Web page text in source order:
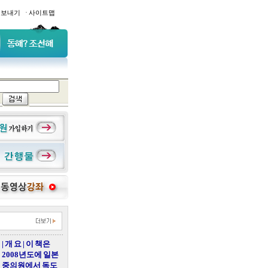
내기 · 사이트맵
| 개 요 | 이 책은
2008년도에 일본
중의원에서 독도